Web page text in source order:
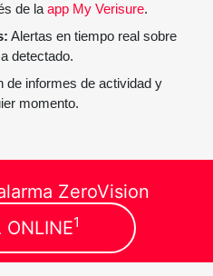
de la app My Verisure.
Alertas en tiempo real sobre
detectado.
de informes de actividad y
momento.
ZeroVision
1